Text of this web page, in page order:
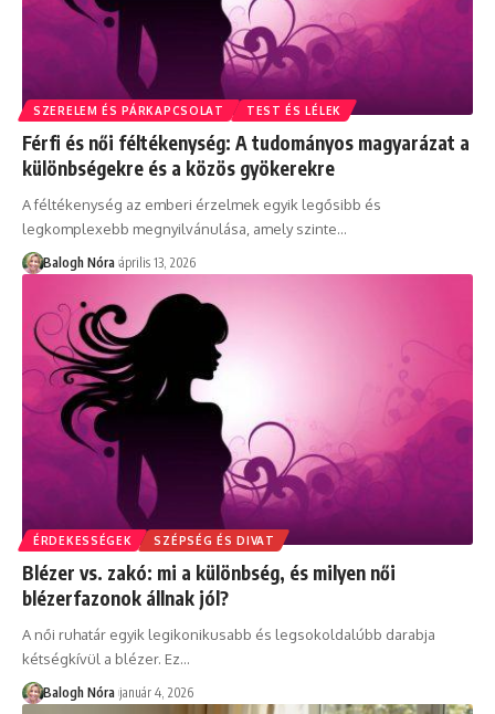
SZERELEM ÉS PÁRKAPCSOLAT TEST ÉS LÉLEK
Férfi és női féltékenység: A tudományos magyarázat a
különbségekre és a közös gyökerekre
A féltékenység az emberi érzelmek egyik legősibb és
legkomplexebb megnyilvánulása, amely szinte…
Balogh Nóra április 13, 2026
ÉRDEKESSÉGEK SZÉPSÉG ÉS DIVAT
Blézer vs. zakó: mi a különbség, és milyen női
blézerfazonok állnak jól?
A női ruhatár egyik legikonikusabb és legsokoldalúbb darabja
kétségkívül a blézer. Ez…
Balogh Nóra január 4, 2026